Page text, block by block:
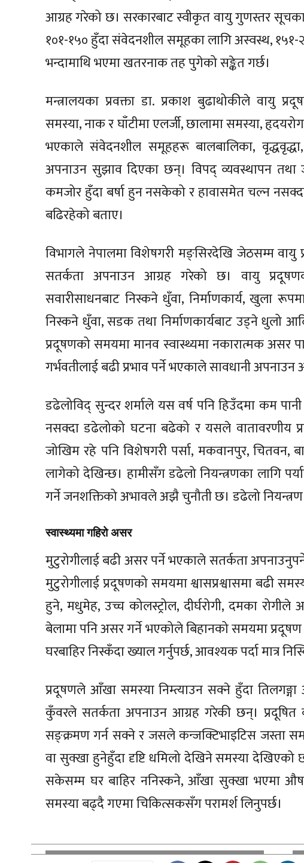
आग्रह गरेको छ। सरकारबाट स्वीकृत वायु गुणस्तर
१०१-१५० हुँदा संवेदनशील समूहका लागि अस्वस्थ,
भन्दामाथि भएमा खतरनाक तह पुगेको सङ्केत गर्छ।
मन्त्रालयका प्रवक्ता डा. प्रकाश बुढाथोकीले वायु
समस्या, नाक र घाँटीमा एलर्जी, छालामा समस्या,
भएकाले संवेदनशील समूहहरू बालबालिका, वृद्धवृद्धा,
अपनाउन सुझाव दिएका छन्। विपद् व्यवस्थापन तथा
कमजोर हुँदा बर्षा हुन नसकेको र हावासमेत चल्न
बढिरहेको बताए।
विभागले नेपालमा विशेषगरी मङ्सिरदेखि जेठसम्म
सतर्कता अपनाउन आग्रह गरेको छ। वायु
सवारीसाधनबाट निस्कने धुँवा, निर्माणकार्य, खुला
निस्कने धुँवा, सडक तथा निर्माणकार्यबाट उड्ने धुलो
प्रदूषणको समयमा मानव स्वास्थ्यमा नकारात्मक असर
गर्भवतीलाई बढी प्रभाव पर्ने भएकाले सावधानी
डढेलोविद् सुन्दर शर्माले यस वर्ष पनि हिउँदमा कम
नसक्दा डढेलोको घटना बढेको र यसले वातावरणीय
जोखिम रहे पनि विशेषगरी पर्सा, मकवानपुर, चितवन,
लागेको देखिन्छ। हामीसँग डढेलो नियन्त्रणका लागि
गर्ने जनशक्तिको अभावले अझै चुनौती छ। डढेलो
स्वास्थ्यमा गहिरो असर
मुटुरोगीलाई बढी असर पर्ने भएकाले सतर्कता
मुटुरोगीलाई प्रदूषणको समयमा श्वासप्रश्वासमा बढी
हुने, मधुमेह, उच्च कोलस्ट्रोल, दीर्घरोगी, दमका
बेलामा पनि असर गर्ने भएकोले बिहानको समयमा
घरबाहिर निस्कँदा ख्याल गर्नुपर्छ, आवश्यक पर्दा मात्र
प्रदूषणले आँखा समस्या निम्त्याउन सक्ने हुँदा तिलगङ्गा
कुँवरले सतर्कता अपनाउन आग्रह गरेकी छन्। प्रदूषित
सङ्क्रमण गर्न सक्ने र जसले कन्जक्टिभाइटिस जस्ता
वा सुक्खा हुनेहुँदा दृष्टि धमिलो देखिने समस्या देखिएको
सकेसम्म घर बाहिर ननिस्कने, आँखा सुक्खा भएमा
समस्या बढ्दै गएमा चिकित्सकसँग परामर्श लिनुपर्छ।